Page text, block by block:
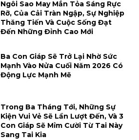
Ngôi Sao May Mắn Tỏa Sáng Rực
Rỡ, Của Cải Tràn Ngập, Sự Nghiệp
Thăng Tiến Và Cuộc Sống Đạt
Đến Những Đỉnh Cao Mới
Ba Con Giáp Sẽ Trở Lại Nhờ Sức
Mạnh Vào Nửa Cuối Năm 2026 Có
Động Lực Mạnh Mẽ
Trong Ba Tháng Tới, Những Sự
Kiện Vui Vẻ Sẽ Lần Lượt Đến, Và 3
Con Giáp Sẽ Mỉm Cười Từ Tai Này
Sang Tai Kia